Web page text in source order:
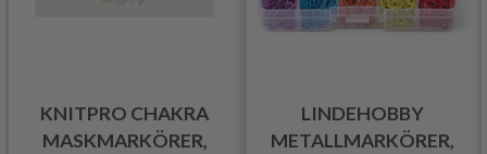
KNITPRO CHAKRA
MASKMARKÖRER,
LINDEHOBBY
METALLMARKÖRER,